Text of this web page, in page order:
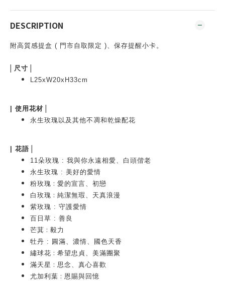
DESCRIPTION
附高質感提盒 ( 門市自取限定 )、保存提醒小卡。
| 尺寸 |
L25xW20xH33cm
使用花材 |
永生玫瑰以及其他不凋和乾燥配花
花語 |
11朵玫瑰 : 我與你永遠相愛、白頭偕老
永生玫瑰 : 美好的愛情
粉玫瑰 : 愛的宣言、初戀
白玫瑰 : 純潔無瑕、天真浪漫
紫玫瑰 : 守護愛情
百日草 : 善良
芒萁 : 毅力
牡丹 : 圓滿、濃情、國色天香
繡球花 : 希望忠貞、美滿團聚
滿天星 : 思念、真心喜歡
尤加利葉 : 恩賜與回憶